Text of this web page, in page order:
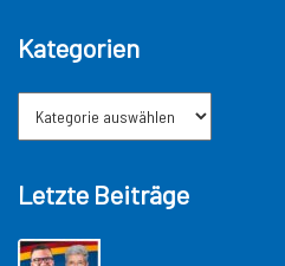
Kategorien
Letzte Beiträge